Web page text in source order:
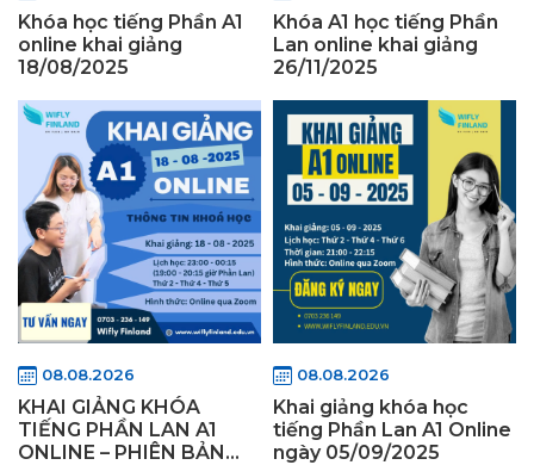
Khóa học tiếng Phần A1
online khai giảng
18/08/2025
Khóa A1 học tiếng Phần
Lan online khai giảng
26/11/2025
08.08.2026
KHAI GIẢNG KHÓA
TIẾNG PHẦN LAN A1
ONLINE – PHIÊN BẢN
08.08.2026
Khai giảng khóa học
tiếng Phần Lan A1 Online
ngày 05/09/2025